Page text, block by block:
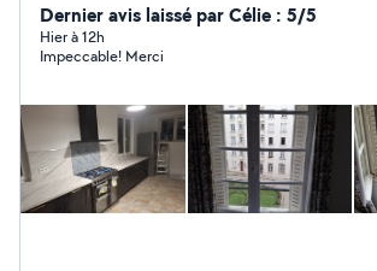
quelques soient les travaux que vous
veiller me contacter. Et pour tout ce qui
vitrines qu'elle que soit le type de verre,je
cinquante 8 quatre vingts quinze.
Dernier avis laissé par Célie : 5/5
Hier à 12h
Impeccable! Merci